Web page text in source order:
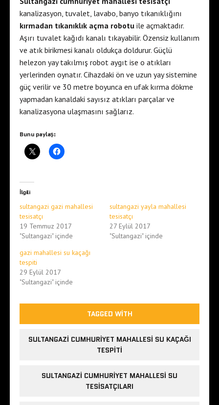
kanalizasyon, tuvalet, lavabo, banyo tıkanıklığını
kırmadan tıkanıklık açma robotu ile açmaktadır.
Aşırı tuvalet kağıdı kanalı tıkayabilir. Özensiz kullanım
ve atık birikmesi kanalı oldukça doldurur. Güçlü
helezon yay takılmış robot aygıt ise o atıkları
yerlerinden oynatır. Cihazdaki ön ve uzun yay sistemine
güç verilir ve 30 metre boyunca en ufak kırma dökme
yapmadan kanaldaki sayısız atıkları parçalar ve
kanalizasyona ulaşmasını sağlarız.
Bunu paylaş:
İlgili
sultangazi gazi mahallesi
tesisatçı
19 Temmuz 2017
"Sultangazi" içinde
sultangazi yayla mahallesi
tesisatçı
27 Eylül 2017
"Sultangazi" içinde
gazi mahallesi su kaçağı
tespiti
29 Eylül 2017
"Sultangazi" içinde
TAGGED WITH
SULTANGAZI CUMHURIYET MAHALLESI SU KAÇAĞI
TESPITI
SULTANGAZI CUMHURIYET MAHALLESI SU
TESISATÇILARI